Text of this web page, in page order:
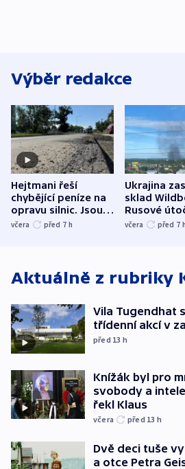
Výběr redakce
Hejtmani řeší
chybějící peníze na
opravu silnic. Jsou
nenárokové, namítá
včera před 7 h
Ukrajina
sklad
Rusové
trh, hasiče či
včera před 7 h
Aktuálně z rubriky
Vila Tugendhat
třídenní akcí v
před 13 h
Knížák byl pro
svobody a
řekl Klaus
včera před 13 h
Dvě deci tuše
a otce Petra